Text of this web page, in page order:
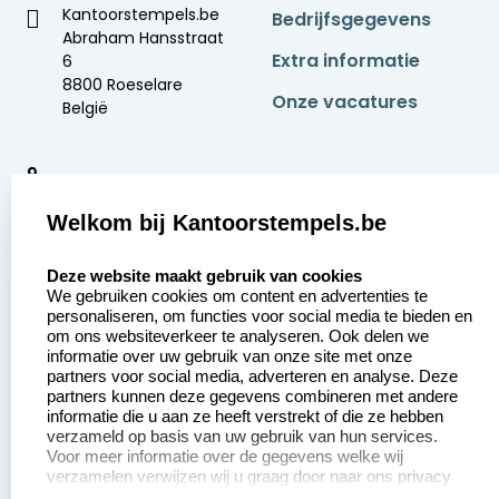
Kantoorstempels.be
Abraham Hansstraat
6
8800 Roeselare
België
9
Bedrijfsgegevens
Extra informatie
Onze vacatures
Aanvraag op maat
Betaling &
Verzending
Wederverkoper
worden
Contact opnemen
Veel gestelde vragen
Retourneren
Herroepingsrecht
Welkom bij Kantoorstempels.be
Deze website maakt gebruik van cookies
We gebruiken cookies om content en advertenties te
personaliseren, om functies voor social media te bieden en
om ons websiteverkeer te analyseren. Ook delen we
informatie over uw gebruik van onze site met onze
partners voor social media, adverteren en analyse. Deze
partners kunnen deze gegevens combineren met andere
informatie die u aan ze heeft verstrekt of die ze hebben
verzameld op basis van uw gebruik van hun services.
Voor meer informatie over de gegevens welke wij
verzamelen verwijzen wij u graag door naar ons privacy